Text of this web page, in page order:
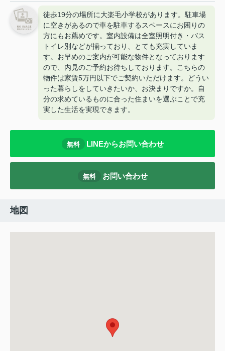
徒歩19分の場所に大楽毛小学校があります。駐車場
に空きがあるので車を駐車するスペースにお困りの
方にもお薦めです。室内設備は全室照明付き・バス
トイレ別などが揃っており、とても充実していま
す。お早めのご案内が可能な物件となっております
ので、内見のご予約お待ちしております。こちらの
物件は家賃5万円以下でご契約いただけます。どうい
った暮らしをしていきたいか、お決まりですか。自
分の求めているものに合った住まいを選ぶことで充
実した生活を実現できます。
無料 LINEからお問い合わせ
無料 お問い合わせ
地図